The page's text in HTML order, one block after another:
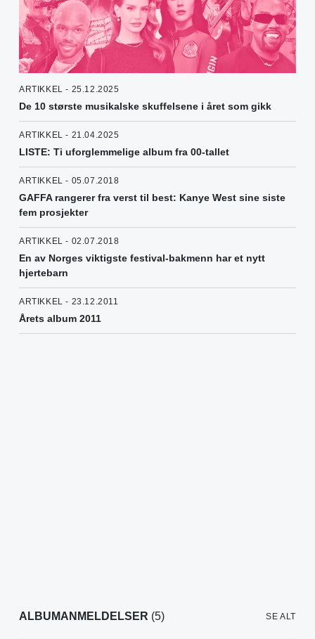
ARTIKKEL - 25.12.2025
De 10 største musikalske skuffelsene i året som gikk
ARTIKKEL - 21.04.2025
LISTE: Ti uforglemmelige album fra 00-tallet
ARTIKKEL - 05.07.2018
GAFFA rangerer fra verst til best: Kanye West sine siste
fem prosjekter
ARTIKKEL - 02.07.2018
En av Norges viktigste festival-bakmenn har et nytt
hjertebarn
ARTIKKEL - 23.12.2011
Årets album 2011
ALBUMANMELDELSER (5) SE ALT